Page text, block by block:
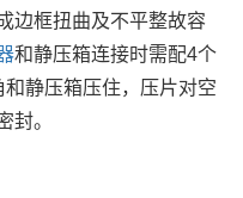
边框扭曲及不平整故容
和静压箱连接时需配4个
静压箱压住，压片对空
封。